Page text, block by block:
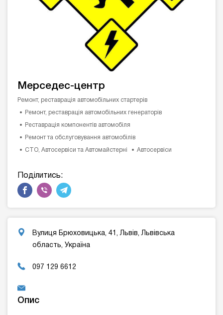
Мерседес-центр
Ремонт, реставрація автомобільних стартерів
Ремонт, реставрація автомобільних генераторів
Реставрація компонентів автомобіля
Ремонт та обслуговування автомобілів
СТО, Автосервіси та Автомайстерні Автосервіси
Поділитись:
Вулиця Брюховицька, 41, Львів, Львівська
область, Україна
097 129 6612
Опис